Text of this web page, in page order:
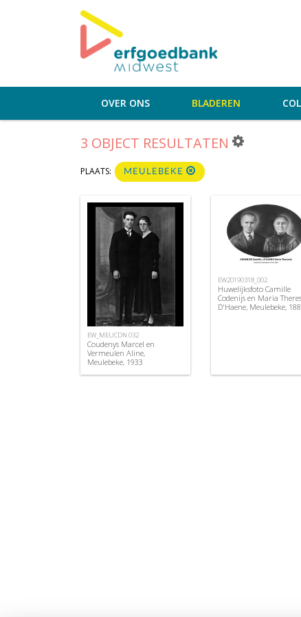
OVER ONS BLADEREN
3 OBJECT RESULTATEN
PLAATS: MEULEBEKE
EW_MEUCDN 032
Coudenys Marcel en
Vermeulen Aline,
Meulebeke, 1933
EW20190318_002
Huwelijksfoto Camille
Codenijs en Maria
D'Haene, Meulebeke,